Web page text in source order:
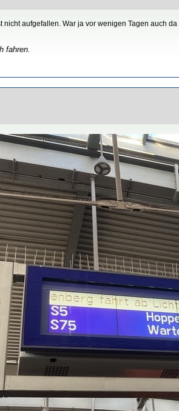
nicht aufgefallen. War ja vor wenigen Tagen auch
fahren.